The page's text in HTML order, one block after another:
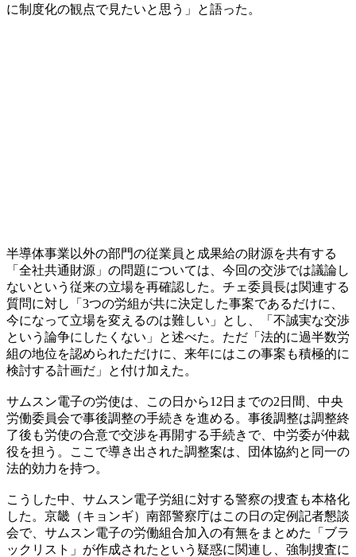
に制度化の観点で見たいと思う」と語った。
半導体事業以外の部門の従業員と成果給の財源を共有する
「全社共通財源」の問題については、今回の交渉では議論し
ないという従来の立場を再確認した。チェ委員長は関連する
質問に対し「3つの労組が共に決定した事案であるだけに、
今になって立場を変えるのは難しい」とし、「不誠実な交渉
という論争にしたくない」と述べた。ただ「法的に過半数労
組の地位を認められただけに、来年にはこの事案も積極的に
検討する計画だ」と付け加えた。
サムスン電子の労使は、この日から12日までの2日間、中央
労働委員会で事後調整の手続きを進める。事後調整は調整終
了後も労使の合意で交渉を再開する手続きで、中労委が仲裁
役を担う。ここで導き出された調整案は、団体協約と同一の
法的効力を持つ。
こうした中、サムスン電子労組に対する警察の捜査も本格化
した。京畿（キョンギ）南部警察庁はこの日の定例記者懇談
会で、サムスン電子の労働組合加入の有無をまとめた「ブラ
ックリスト」が作成されたという疑惑に関連し、強制捜査に